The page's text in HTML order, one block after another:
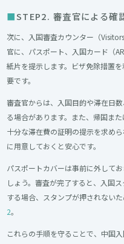
STEP2. 審査官による確
次に、入国審査カウンター（
官に、パスポート、入国カード（
紙片を提示します。ビザ免除措置
要です。
審査官からは、入国目的や滞在日
る場合があります。また、帰国ま
十分な滞在費の証明の提示を求め
に用意しておくと安心です。
パスポートカバーは事前に外して
しょう。審査が完了すると、入国
する場合、スタンプが押されない
2。
これらの手順を守ることで、中国